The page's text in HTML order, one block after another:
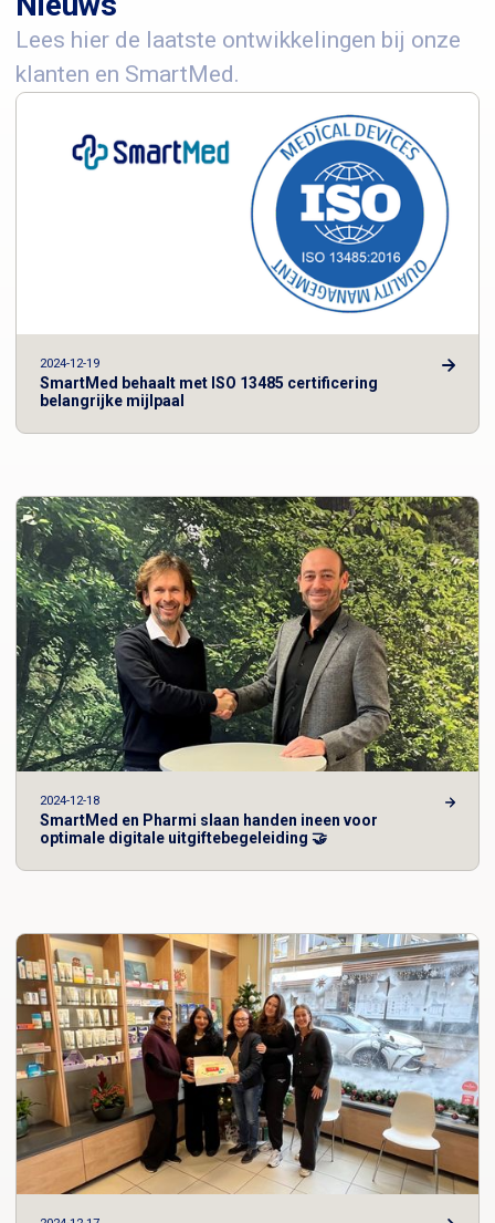
Lees hier de laatste ontwikkelingen bij onze
klanten en SmartMed.
2024-12-19
SmartMed behaalt met ISO 13485 certificering
belangrijke mijlpaal
2024-12-18
SmartMed en Pharmi slaan handen ineen voor
optimale digitale uitgiftebegeleiding 🤝